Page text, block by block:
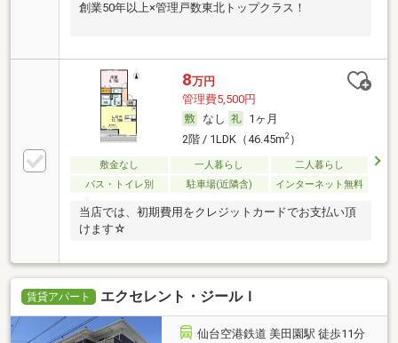
創業50年以上×管理戸数東北トップクラス！
8万円
管理費5,500円
なし
1ヶ月
2階 / 1LDK（46.45m2）
敷金なし 一人暮らし
二人暮らし
バス・トイレ別
駐車場(近隣含) インターネット無料
当店では、初期費用をクレジットカードでお支払い頂
けます☆
賃貸アパート エクセレント・ジールＩ
仙台空港鉄道 美田園駅 徒歩11分